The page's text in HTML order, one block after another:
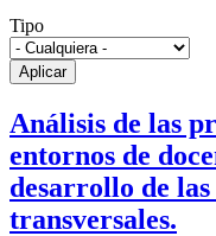
Tipo
Análisis de las
entornos de
desarrollo de
transversales.